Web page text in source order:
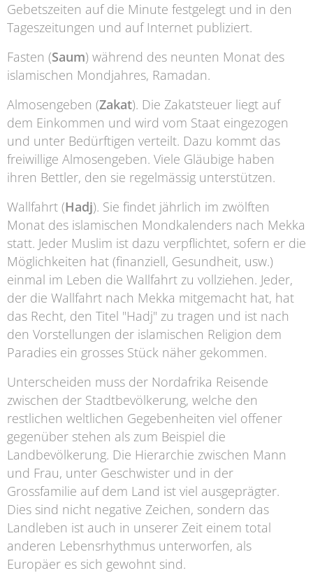
Gebetszeiten auf die Minute festgelegt und in den
Tageszeitungen und auf Internet publiziert.
Fasten (Saum) während des neunten Monat des
islamischen Mondjahres, Ramadan.
Almosengeben (Zakat). Die Zakatsteuer liegt auf
dem Einkommen und wird vom Staat eingezogen
und unter Bedürftigen verteilt. Dazu kommt das
freiwillige Almosengeben. Viele Gläubige haben
ihren Bettler, den sie regelmässig unterstützen.
Wallfahrt (Hadj). Sie findet jährlich im zwölften
Monat des islamischen Mondkalenders nach Mekka
statt. Jeder Muslim ist dazu verpflichtet, sofern er die
Möglichkeiten hat (finanziell, Gesundheit, usw.)
einmal im Leben die Wallfahrt zu vollziehen. Jeder,
der die Wallfahrt nach Mekka mitgemacht hat, hat
das Recht, den Titel "Hadj" zu tragen und ist nach
den Vorstellungen der islamischen Religion dem
Paradies ein grosses Stück näher gekommen.
Unterscheiden muss der Nordafrika Reisende
zwischen der Stadtbevölkerung, welche den
restlichen weltlichen Gegebenheiten viel offener
gegenüber stehen als zum Beispiel die
Landbevölkerung. Die Hierarchie zwischen Mann
und Frau, unter Geschwister und in der
Grossfamilie auf dem Land ist viel ausgeprägter.
Dies sind nicht negative Zeichen, sondern das
Landleben ist auch in unserer Zeit einem total
anderen Lebensrhythmus unterworfen, als
Europäer es sich gewohnt sind.